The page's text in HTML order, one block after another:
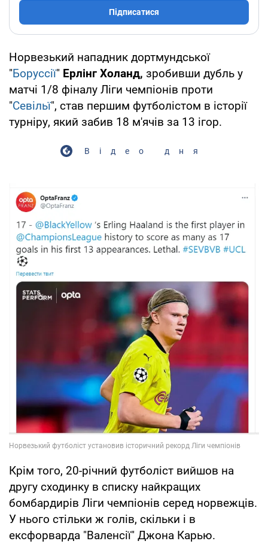
Підписатися
Норвезький нападник дортмундської
"Боруссії" Ерлінг Холанд, зробивши дубль у
матчі 1/8 фіналу Ліги чемпіонів проти
"Севільї", став першим футболістом в історії
турніру, який забив 18 м'ячів за 13 ігор.
Відео дня
Крім того, 20-річний футболіст вийшов на
другу сходинку в списку найкращих
бомбардирів Ліги чемпіонів серед норвежців.
У нього стільки ж голів, скільки і в
ексфорварда "Валенсії" Джона Карью.